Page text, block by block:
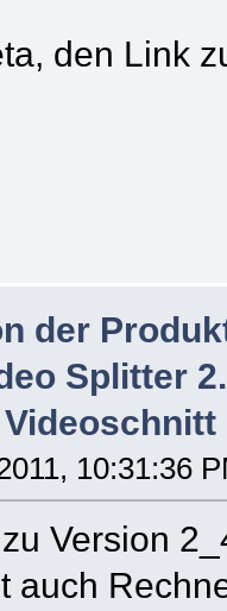
den Link
der
Splitter
10:31:36
Version
auch